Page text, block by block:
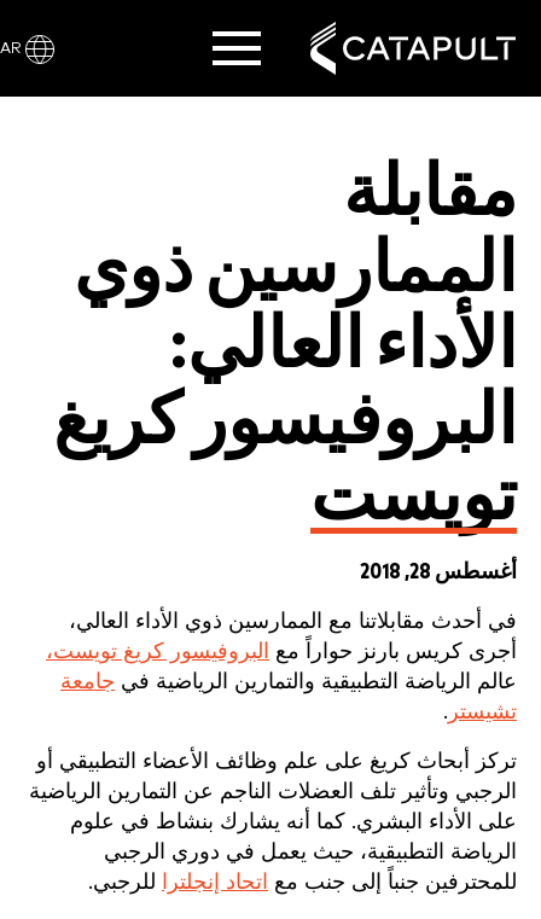
مقابلة
الممارسين ذوي
الأداء العالي:
البروفيسور كريغ
تويست
أغسطس 28, 2018
في أحدث مقابلاتنا مع الممارسين ذوي الأداء العالي،
أجرى كريس بارنز حواراً مع
البروفيسور كريغ تويست،
عالم الرياضة التطبيقية والتمارين الرياضية في جامعة
تشيستر .
تركز أبحاث كريغ على علم وظائف الأعضاء التطبيقي أو
الرجبي وتأثير تلف العضلات الناجم عن التمارين الرياضية
على الأداء البشري. كما أنه يشارك بنشاط في علوم
الرياضة التطبيقية، حيث يعمل في دوري الرجبي
للمحترفين جنباً إلى جنب مع اتحاد إنجلترا للرجبي.